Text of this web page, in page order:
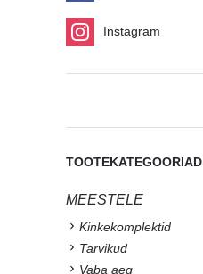
Instagram
TOOTEKATEGOORIAD
MEESTELE
Kinkekomplektid
Tarvikud
Vaba aeg